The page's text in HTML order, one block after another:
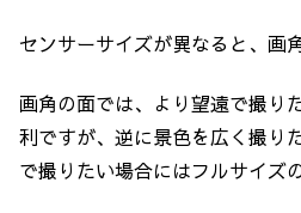
センサーサイズが異なると、画
画角の面では、より望遠で撮り
利ですが、逆に景色を広く撮り
で撮りたい場合にはフルサイズ